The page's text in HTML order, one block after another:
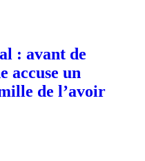
: avant de
accuse un
de l’avoir